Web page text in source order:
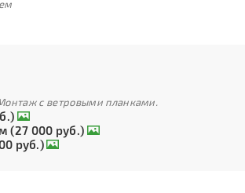
с ветровыми планками.
(27 000 руб.)
руб.)